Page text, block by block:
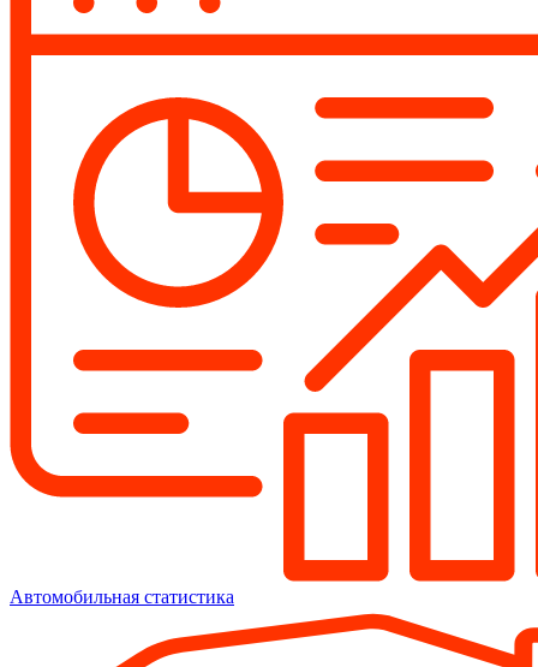
Автомобильная статистика